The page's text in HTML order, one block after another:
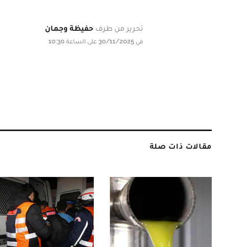
تحرير من طرف حفيظة وجمان
في 30/11/2025 على الساعة 10:30
مقالات ذات صلة